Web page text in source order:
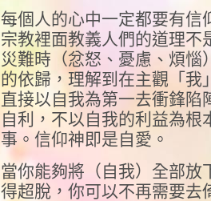
每個人的心中一定都要有信
宗教裡面教義人們的道理不
災難時（忿怒、憂慮、煩惱
的依歸，理解到在主觀「我
直接以自我為第一去衝鋒陷
自利，不以自我的利益為
事。信仰神即是自愛。
當你能夠將（自我）全部放
得超脫，你可以不再需要去